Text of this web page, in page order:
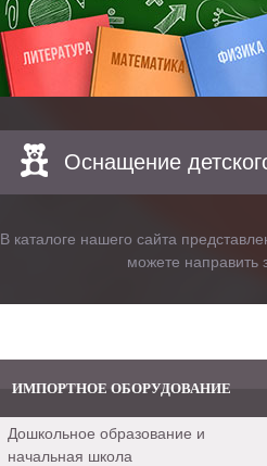
Оснащение
В каталоге нашего сайта
можете направить
ИМПОРТНОЕ ОБОРУДОВАНИЕ
Дошкольное образование и
начальная школа